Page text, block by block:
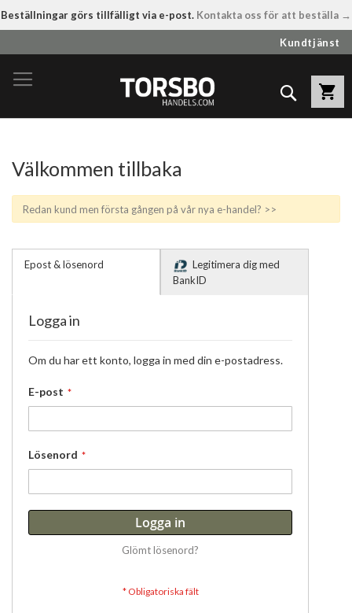
Beställningar görs tillfälligt via e-post. Kontakta oss för att beställa →
till
innehållet
Kundtjänst
Sök
Välkommen tillbaka
Redan kund men första gången på vår nya e-handel? >>
Epost & lösenord
Legitimera dig med
BankID
Logga in
Om du har ett konto, logga in med din e-postadress.
E-post
Lösenord
Logga in
Glömt lösenord?